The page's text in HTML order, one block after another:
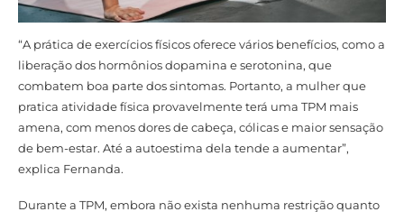
“A prática de exercícios físicos oferece vários benefícios, como a
liberação dos hormônios dopamina e serotonina, que
combatem boa parte dos sintomas. Portanto, a mulher que
pratica atividade física provavelmente terá uma TPM mais
amena, com menos dores de cabeça, cólicas e maior sensação
de bem-estar. Até a autoestima dela tende a aumentar”,
explica Fernanda.
Durante a TPM, embora não exista nenhuma restrição quanto